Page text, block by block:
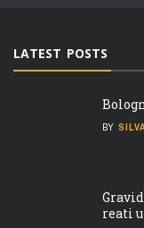
LATEST POSTS
BY
reati